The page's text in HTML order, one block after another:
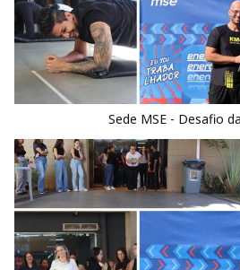
Sede MSE - Desafio